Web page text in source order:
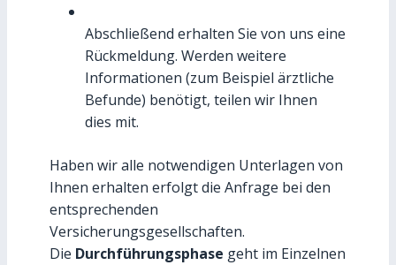
Abschließend erhalten Sie von uns eine
Rückmeldung. Werden weitere
Informationen (zum Beispiel ärztliche
Befunde) benötigt, teilen wir Ihnen
dies mit.
Haben wir alle notwendigen Unterlagen von
Ihnen erhalten erfolgt die Anfrage bei den
entsprechenden
Versicherungsgesellschaften.
Die Durchführungsphase geht im Einzelnen